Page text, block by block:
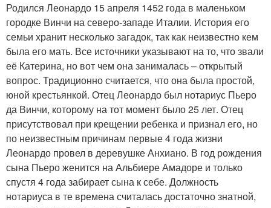
Родился Леонардо 15 апреля 1452 года в маленьком
городке Винчи на северо-западе Италии. История его
семьи хранит несколько загадок, так как неизвестно кем
была его мать. Все источники указывают на то, что звали
её Катерина, но вот чем она занималась – открытый
вопрос. Традиционно считается, что она была простой,
юной крестьянкой. Отец Леонардо был нотариус Пьеро
да Винчи, которому на тот момент было 25 лет. Отец
присутствовал при крещении ребенка и признал его, но
по неизвестным причинам первые 4 года жизни
Леонардо провел в деревушке Анхиано. В год рождения
сына Пьеро женится на Альбиере Амадоре и только
спустя 4 года забирает сына к себе. Должность
нотариуса в те времена считалась достаточно знатной,